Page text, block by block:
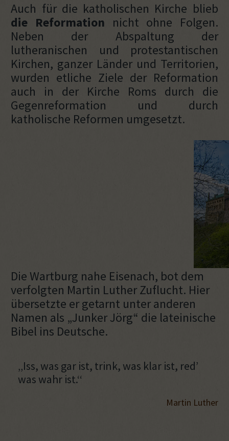
Auch für die katholischen Kirche blieb
die Reformation nicht ohne Folgen.
Neben der Abspaltung der
lutheranischen und protestantischen
Kirchen, ganzer Länder und Territorien,
wurden etliche Ziele der Reformation
auch in der Kirche Roms durch die
Gegenreformation und durch
katholische Reformen umgesetzt.
Die Wartburg nahe Eisenach, bot dem
verfolgten Martin Luther Zuflucht. Hier
übersetzte er getarnt unter anderen
Namen als „Junker Jörg“ die lateinische
Bibel ins Deutsche.
‚‚Iss, was gar ist, trink, was klar ist, red’
was wahr ist.‘‘
Martin Luther